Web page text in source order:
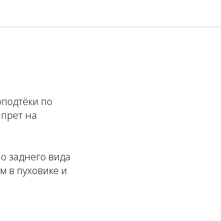
по
на
заднего вида
в пуховике и